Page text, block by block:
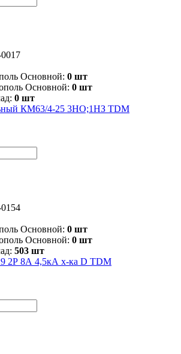
Основной: 0 шт
Основной: 0 шт
0 шт
КМ63/4-25 3НО;1НЗ TDM
Основной: 0 шт
Основной: 0 шт
503 шт
2Р 8А 4,5кА х-ка D TDM